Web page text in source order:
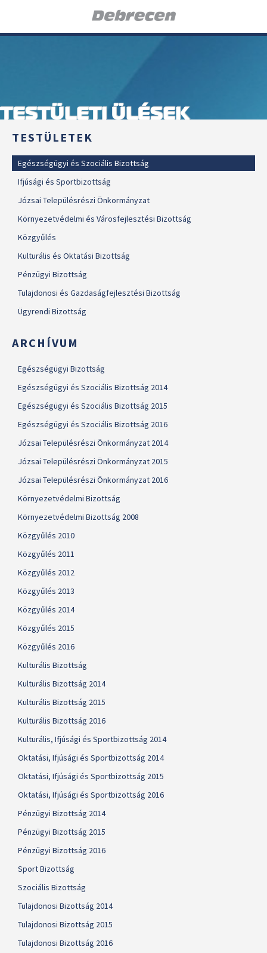
TESTÜLETI ÜLÉSEK
TESTÜLETEK
Egészségügyi és Szociális Bizottság
Ifjúsági és Sportbizottság
Józsai Településrészi Önkormányzat
Környezetvédelmi és Városfejlesztési Bizottság
Közgyűlés
Kulturális és Oktatási Bizottság
Pénzügyi Bizottság
Tulajdonosi és Gazdaságfejlesztési Bizottság
Ügyrendi Bizottság
ARCHÍVUM
Egészségügyi Bizottság
Egészségügyi és Szociális Bizottság 2014
Egészségügyi és Szociális Bizottság 2015
Egészségügyi és Szociális Bizottság 2016
Józsai Településrészi Önkormányzat 2014
Józsai Településrészi Önkormányzat 2015
Józsai Településrészi Önkormányzat 2016
Környezetvédelmi Bizottság
Környezetvédelmi Bizottság 2008
Közgyűlés 2010
Közgyűlés 2011
Közgyűlés 2012
Közgyűlés 2013
Közgyűlés 2014
Közgyűlés 2015
Közgyűlés 2016
Kulturális Bizottság
Kulturális Bizottság 2014
Kulturális Bizottság 2015
Kulturális Bizottság 2016
Kulturális, Ifjúsági és Sportbizottság 2014
Oktatási, Ifjúsági és Sportbizottság 2014
Oktatási, Ifjúsági és Sportbizottság 2015
Oktatási, Ifjúsági és Sportbizottság 2016
Pénzügyi Bizottság 2014
Pénzügyi Bizottság 2015
Pénzügyi Bizottság 2016
Sport Bizottság
Szociális Bizottság
Tulajdonosi Bizottság 2014
Tulajdonosi Bizottság 2015
Tulajdonosi Bizottság 2016